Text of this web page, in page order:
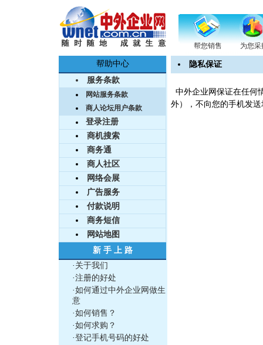
帮您销售 为您采
帮助中心
服务条款
网站服务条款
商人论坛用户条款
登录注册
商机搜索
商务通
商人社区
网络会展
广告服务
付款说明
商务短信
网站地图
新 手 上 路
· 关于我们
·注册的好处
·如何通过中外企业网做生
意
·如何销售？
·如何求购？
·登记手机号码的好处
隐私保证
中外企业网保证在任何
外），不向您的手机发